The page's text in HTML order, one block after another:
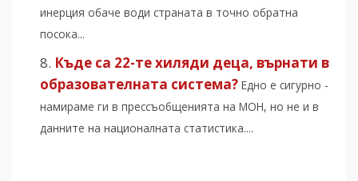
инерция обаче води страната в точно обратна
посока...
Къде са 22-те хиляди деца, върнати в
образователната система? Едно е сигурно -
намираме ги в прессъобщенията на МОН, но не и в
данните на националната статистика....